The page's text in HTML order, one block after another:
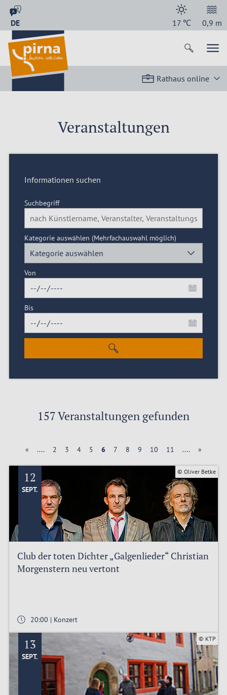
DE 17℃ 0,9 m
Rathaus online
Veranstaltungen
Informationen suchen
Suchbegriff
Kategorie auswählen (Mehrfachauswahl möglich)
Kategorie auswählen
Von
Bis
157 Veranstaltungen gefunden
« .... 2 3 4 5 6 7 8 9 10 11 .... »
12
SEPT.
© Oliver Betke
Club der toten Dichter „Galgenlieder“ Christian
Morgenstern neu vertont
20:00 | Konzert
13
SEPT.
© KTP